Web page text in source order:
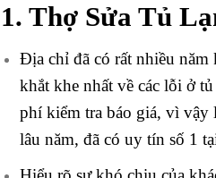
1. Thợ Sửa Tủ
Địa chỉ đã có rất nhiều
khắt khe nhất về các lỗi ở
phí kiểm tra báo giá, vì vậy
lâu năm, đã có uy tín số 1